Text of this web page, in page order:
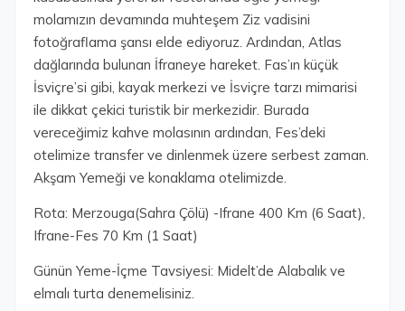
molamızın devamında muhteşem Ziz vadisini
fotoğraflama şansı elde ediyoruz. Ardından, Atlas
dağlarında bulunan İfraneye hareket. Fas’ın küçük
İsviçre’si gibi, kayak merkezi ve İsviçre tarzı mimarisi
ile dikkat çekici turistik bir merkezidir. Burada
vereceğimiz kahve molasının ardından, Fes’deki
otelimize transfer ve dinlenmek üzere serbest zaman.
Akşam Yemeği ve konaklama otelimizde.
Rota: Merzouga(Sahra Çölü) -Ifrane 400 Km (6 Saat),
Ifrane-Fes 70 Km (1 Saat)
Günün Yeme-İçme Tavsiyesi: Midelt’de Alabalık ve
elmalı turta denemelisiniz.